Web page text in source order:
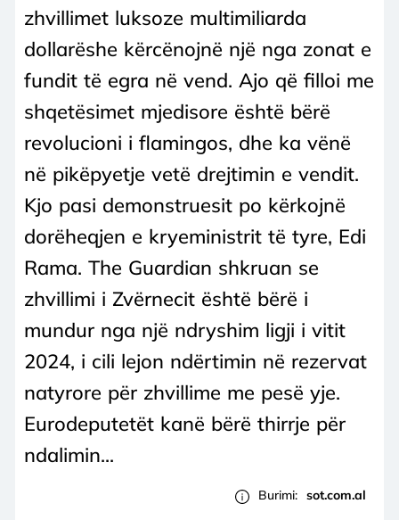
zhvillimet luksoze multimiliarda
dollarëshe kërcënojnë një nga zonat e
fundit të egra në vend. Ajo që filloi me
shqetësimet mjedisore është bërë
revolucioni i flamingos, dhe ka vënë
në pikëpyetje vetë drejtimin e vendit.
Kjo pasi demonstruesit po kërkojnë
dorëheqjen e kryeministrit të tyre, Edi
Rama. The Guardian shkruan se
zhvillimi i Zvërnecit është bërë i
mundur nga një ndryshim ligji i vitit
2024, i cili lejon ndërtimin në rezervat
natyrore për zhvillime me pesë yje.
Eurodeputetët kanë bërë thirrje për
ndalimin...
Burimi: sot.com.al